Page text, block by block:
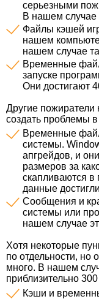
серьезными
В нашем
Файлы кэшей
нашем
нашем случае
Временные
запуске
Они достигают
Другие пожиратели
создать проблемы
Временные
системы.
апгрейдов, и
размеров за
скапливаются в
данные
Сообщения и
системы или
нашем случае
Хотя некоторые
по отдельности, но
много. В нашем
приблизительно
Кэши и